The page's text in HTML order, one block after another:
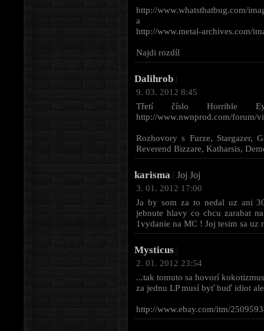
http://www.whatsthatbug.com/
a
http://www.metal-archives.com/
Najdi rozdíl
Dalihrob |
9. 03. 2012 8:45
Třetí číslo Horrible
http://www.nwnprod.com/forum/
Rozhovory s Furze, Stargazer,
Reverend Bizzare, Katharsis,
karisma | Joj Joj
3. 01. 2012 17:00
Ja by som za to nedal uz ani
jebnute hlavy co chcu zarabat
1vydanie na MC ! Joj tesim sa uz
Mysticus |
2. 01. 2012 23:54
...tak tomuto sa hovorí
za jednu LP musí byť buď idiot
http://www.ebay.com/itm/